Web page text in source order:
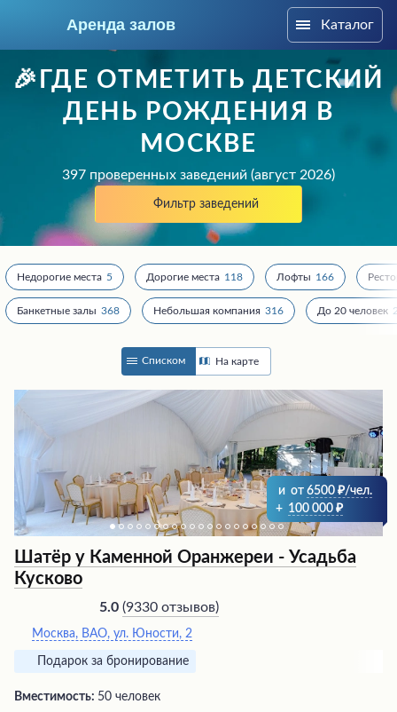
Аренда залов
Колл-центр
+7 (969) 283-12-35
Подберите мне зал
Каталог
🎉ГДЕ ОТМЕТИТЬ ДЕТСКИЙ
ДЕНЬ РОЖДЕНИЯ В
МОСКВЕ
397 проверенных заведений (август 2026)
Фильтр заведений
Недорогие места 5 Дорогие места 118 Лофты 166
Банкетные залы 368 Небольшая компания 316 До 20 человек
Списком На карте
и от 6500
/чел.
+ 100 000
Шатёр у Каменной Оранжереи - Усадьба
Кусково
5.0 (9330 отзывов)
Москва, ВАО, ул. Юности, 2
Подарок за бронирование
Вместимость: 50 человек